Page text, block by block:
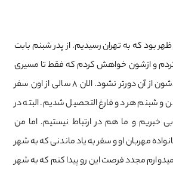
1 و 2 بعد از ظهر بود که به تهران رسیدیم. از پدر شبنم بابت
و ازشون خواهش کردم که فقط تا مسیری
من را برسانند تا راه خودشون از آن دورتر نشود. الان 8 سالی از اون سفر
و شبنم هر دو فارغ التحصیل شدیم. البته در
خبریم و ما هم در ارتباط نیستیم. اما من
مهربان او و سفر به یاد ماندنی که به شهر
مجدد فرصت این رو پیدا کنم که به شهر